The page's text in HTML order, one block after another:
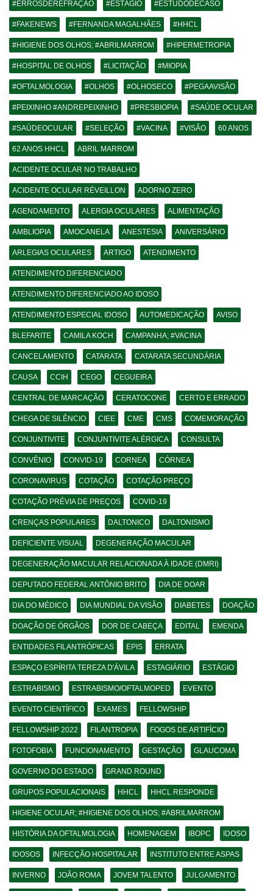
#ERROSDEREFRAÇÃO #ESTÁGIO #ESTUDODECASO
#FAKENEWS #FERNANDA MAGALHÃES #HHCL
#HIGIENE DOS OLHOS; #ABRILMARROM #HIPERMETROPIA
#HOSPITAL DE OLHOS #LICITAÇÃO #MIOPIA
#OFTALMOLOGIA #OLHOS #OLHOSECO #PEGAAVISÃO
#PEIXINHO #ANDREPEIXINHO #PRESBIOPIA #SAÚDE OCULAR
#SAÚDEOCULAR #SELEÇÃO #VACINA #VISÃO 60 ANOS
62 ANOS HHCL ABRIL MARROM
ACIDENTE OCULAR NO TRABALHO
ACIDENTE OCULAR RÉVEILLON ADORNO ZERO
AGENDAMENTO ALERGIA OCULARES ALIMENTAÇÃO
AMBLIOPIA AMOCANELA ANESTESIA ANIVERSÁRIO
ARLEGIAS OCULARES ARTIGO ATENDIMENTO
ATENDIMENTO DIFERENCIADO
ATENDIMENTO DIFERENCIADO AO IDOSO
ATENDIMENTO ESPECIAL IDOSO AUTOMEDICAÇÃO AVISO
BLEFARITE CAMILA KOCH CAMPANHA; #VACINA
CANCELAMENTO CATARATA CATARATA SECUNDÁRIA
CAUSA CCIH CEGO CEGUEIRA
CENTRAL DE MARCAÇÃO CERATOCONE CERTO E ERRADO
CHEGA DE SILÊNCIO CIEE CME CMS COMEMORAÇÃO
CONJUNTIVITE CONJUNTIVITE ALÉRGICA CONSULTA
CONVÊNIO CONVID-19 CORNEA CÓRNEA
CORONAVIRUS COTAÇÃO COTAÇÃO PREÇO
COTAÇÃO PRÉVIA DE PREÇOS COVID-19
CRENÇAS POPULARES DALTONICO DALTONISMO
DEFICIENTE VISUAL DEGENERAÇÃO MACULAR
DEGENERAÇÃO MACULAR RELACIONADA À IDADE (DMRI)
DEPUTADO FEDERAL ANTÔNIO BRITO DIA DE DOAR
DIA DO MÉDICO DIA MUNDIAL DA VISÃO DIABETES DOAÇÃO
DOAÇÃO DE ÓRGÃOS DOR DE CABEÇA EDITAL EMENDA
ENTIDADES FILANTRÓPICAS EPIS ERRATA
ESPAÇO ESPÍRITA TEREZA D'ÁVILA ESTAGIÁRIO ESTÁGIO
ESTRABISMO ESTRABISMO/OFTALMOPED EVENTO
EVENTO CIENTÍFICO EXAMES FELLOWSHIP
FELLOWSHIP 2022 FILANTROPIA FOGOS DE ARTIFÍCIO
FOTOFOBIA FUNCIONAMENTO GESTAÇÃO GLAUCOMA
GOVERNO DO ESTADO GRAND ROUND
GRUPOS POPULACIONAIS HHCL HHCL RESPONDE
HIGIENE OCULAR; #HIGIENE DOS OLHOS; #ABRILMARROM
HISTÓRIA DA OFTALMOLOGIA HOMENAGEM IBOPC IDOSO
IDOSOS INFECÇÃO HOSPITALAR INSTITUTO ENTRE ASPAS
INVERNO JOÃO ROMA JOVEM TALENTO JULGAMENTO